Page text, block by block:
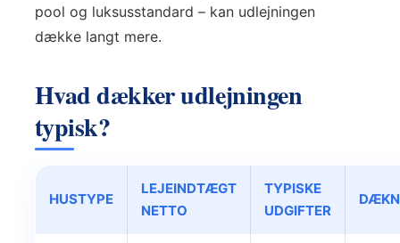
pool og luksusstandard – kan udlejningen
dække langt mere.
Hvad dækker udlejningen
typisk?
HUSTYPE
LEJEINDTÆGT
NETTO
TYPISKE
UDGIFTER